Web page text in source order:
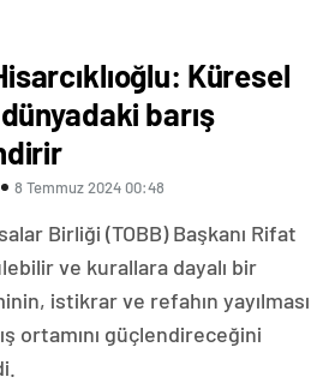
Küresel
barış
8 Temmuz 2024 00:48
Birliği (TOBB) Başkanı Rifat
ve kurallara dayalı bir
istikrar ve refahın yayılması
ortamını güçlendireceğini